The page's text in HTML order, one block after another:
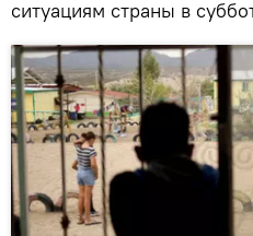
ситуациям страны в